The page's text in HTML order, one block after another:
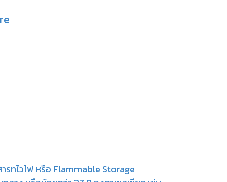
รทไวไฟ หรือ Flammable Storage